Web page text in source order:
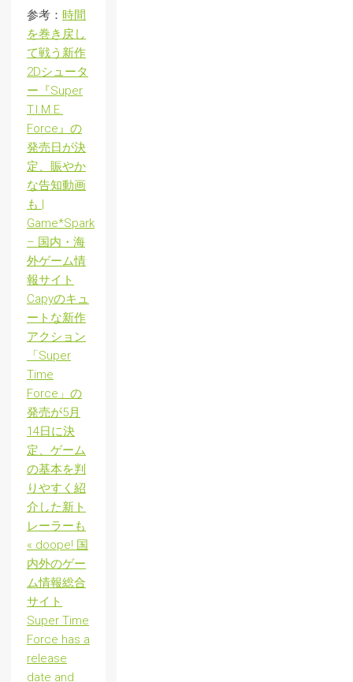
参考： 時間
を巻き戻し
て戦う新作
2Dシュータ
ー『Super
T.I.M.E.
Force』の
発売日が決
定、賑やか
な告知動画
も |
Game*Spark
– 国内・海
外ゲーム情
報サイト
Capyのキュ
ートな新作
アクション
「Super
Time
Force」の
発売が5月
14日に決
定、ゲーム
の基本を判
りやすく紹
介した新ト
レーラーも
« doope! 国
内外のゲー
ム情報総合
サイト
Super Time
Force has a
release
date and